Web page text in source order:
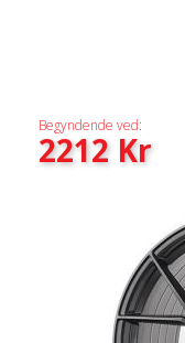
Begyndende ved:
2212Kr